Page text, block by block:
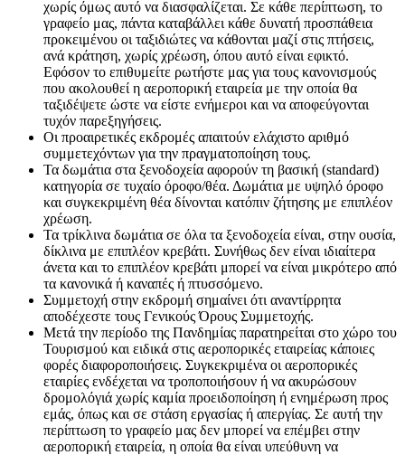
χωρίς όμως αυτό να διασφαλίζεται. Σε κάθε περίπτωση, το
γραφείο μας, πάντα καταβάλλει κάθε δυνατή προσπάθεια
προκειμένου οι ταξιδιώτες να κάθονται μαζί στις πτήσεις,
ανά κράτηση, χωρίς χρέωση, όπου αυτό είναι εφικτό.
Εφόσον το επιθυμείτε ρωτήστε μας για τους κανονισμούς
που ακολουθεί η αεροπορική εταιρεία με την οποία θα
ταξιδέψετε ώστε να είστε ενήμεροι και να αποφεύγονται
τυχόν παρεξηγήσεις.
Οι προαιρετικές εκδρομές απαιτούν ελάχιστο αριθμό
συμμετεχόντων για την πραγματοποίηση τους.
Τα δωμάτια στα ξενοδοχεία αφορούν τη βασική (standard)
κατηγορία σε τυχαίο όροφο/θέα. Δωμάτια με υψηλό όροφο
και συγκεκριμένη θέα δίνονται κατόπιν ζήτησης με επιπλέον
χρέωση.
Τα τρίκλινα δωμάτια σε όλα τα ξενοδοχεία είναι, στην ουσία,
δίκλινα με επιπλέον κρεβάτι. Συνήθως δεν είναι ιδιαίτερα
άνετα και το επιπλέον κρεβάτι μπορεί να είναι μικρότερο από
τα κανονικά ή καναπές ή πτυσσόμενο.
Συμμετοχή στην εκδρομή σημαίνει ότι αναντίρρητα
αποδέχεστε τους Γενικούς Όρους Συμμετοχής.
Μετά την περίοδο της Πανδημίας παρατηρείται στο χώρο του
Τουρισμού και ειδικά στις αεροπορικές εταιρείας κάποιες
φορές διαφοροποιήσεις. Συγκεκριμένα οι αεροπορικές
εταιρίες ενδέχεται να τροποποιήσουν ή να ακυρώσουν
δρομολόγιά χωρίς καμία προειδοποίηση ή ενημέρωση προς
εμάς, όπως και σε στάση εργασίας ή απεργίας. Σε αυτή την
περίπτωση το γραφείο μας δεν μπορεί να επέμβει στην
αεροπορική εταιρεία, η οποία θα είναι υπεύθυνη να